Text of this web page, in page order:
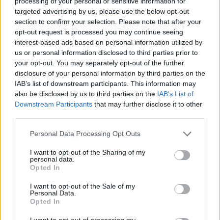
targeted advertising by us, please use the below opt-out
section to confirm your selection. Please note that after your
opt-out request is processed you may continue seeing
interest-based ads based on personal information utilized by
us or personal information disclosed to third parties prior to
your opt-out. You may separately opt-out of the further
disclosure of your personal information by third parties on the
IAB’s list of downstream participants. This information may
also be disclosed by us to third parties on the IAB’s List of
Downstream Participants that may further disclose it to other
Please note that this website/app uses one or more Google
not limited to your visit or usage behaviour. You may click to
grant or deny consent to Google and its third-party tags to
use your data for below specified purposes in below Google
consent section.
Personal Data Processing Opt Outs
I want to opt-out of the Sharing of my
personal data.
Opted In
I want to opt-out of the Sale of my
Personal Data.
Opted In
compte en banque, pour le plus grand plaisir de leur
famille et de leur banquier, 7,5 millions d’euros.